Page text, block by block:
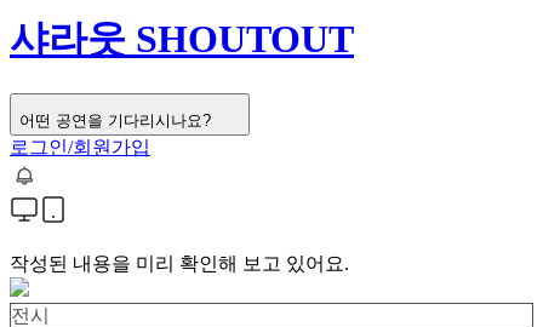
샤라웃 SHOUTOUT
어떤 공연을 기다리시나요?
로그인/회원가입
작성된 내용을 미리 확인해 보고 있어요.
전시